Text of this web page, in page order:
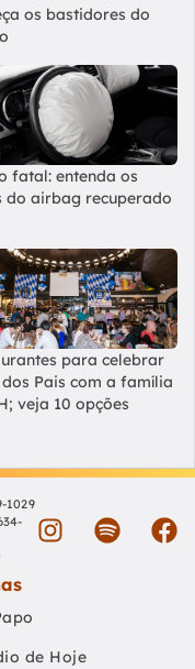
os bastidores do
fatal: entenda os
do airbag recuperado
para celebrar
Pais com a família
veja 10 opções
1029
de Hoje